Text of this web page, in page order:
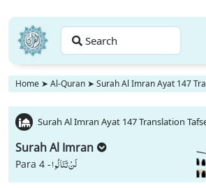
Search
Home ➤ Al-Quran ➤ Surah Al Imran Ayat 147
Surah Al Imran Ayat 147 Translation
Surah Al Imran
Para 4 -لَنْ تَنَالُوا